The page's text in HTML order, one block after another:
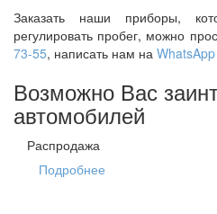
Заказать наши приборы,
регулировать пробег, можно
73-55, написать нам на WhatsApp
Возможно Вас
автомобилей
Распродажа
Подробнее